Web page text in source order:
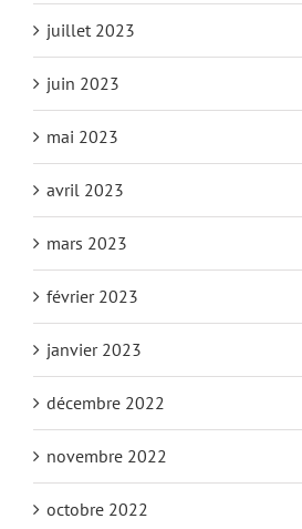
juillet 2023
juin 2023
mai 2023
avril 2023
mars 2023
février 2023
janvier 2023
décembre 2022
novembre 2022
octobre 2022